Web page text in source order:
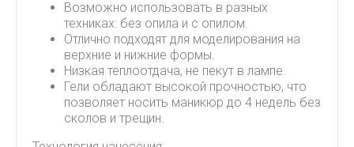
Возможно использовать в разных
техниках: без опила и с опилом.
Отлично подходят для моделирования на
верхние и нижние формы.
Низкая теплоотдача, не пекут в лампе.
Гели обладают высокой прочностью, что
позволяет носить маникюр до 4 недель без
сколов и трещин.